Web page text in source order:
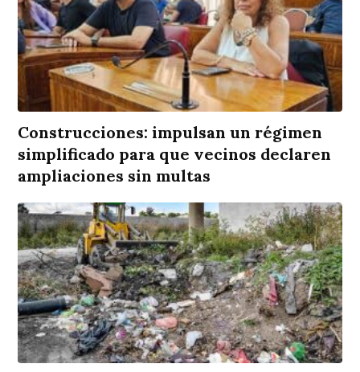
Construcciones: impulsan un régimen
simplificado para que vecinos declaren
ampliaciones sin multas